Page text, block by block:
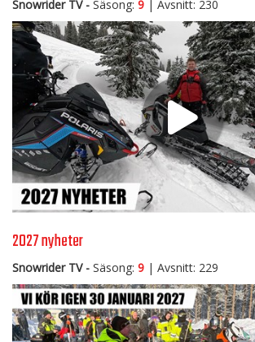
Snowrider TV - Säsong: 9 | Avsnitt: 230
2027 nyheter
Snowrider TV - Säsong: 9 | Avsnitt: 229